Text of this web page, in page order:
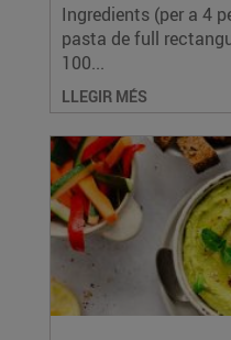
Ingredients (per a 4
pasta de full
100...
LLEGIR MÉS